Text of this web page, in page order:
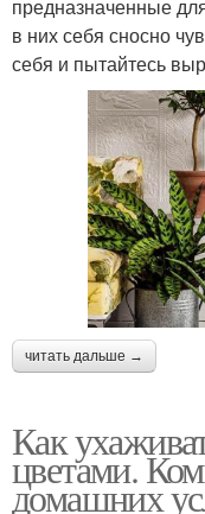
предназначенные
в них себя сносно
себя и пытайтесь
читать дальше →
Как
цветами.
домашних